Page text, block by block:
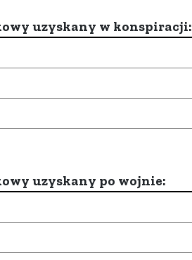
uzyskany w konspiracji:
uzyskany po wojnie: